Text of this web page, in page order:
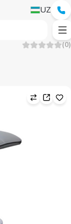
UZ
(0)